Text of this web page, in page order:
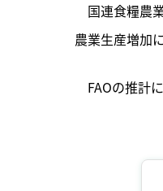
国連食糧農
農業生産増加
FAOの推計